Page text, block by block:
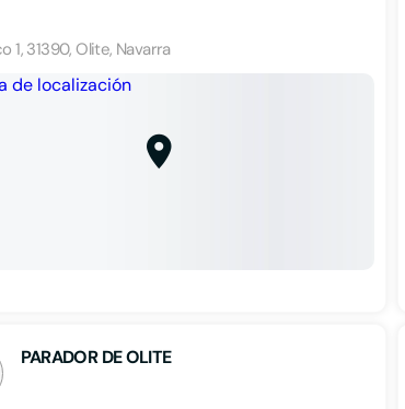
1, 31390, Olite, Navarra
PARADOR DE OLITE